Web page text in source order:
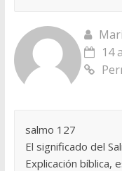
14
salmo 127
El significado del
Explicación bíblica,